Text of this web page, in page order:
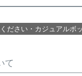
ださい・カジュアルボ
て